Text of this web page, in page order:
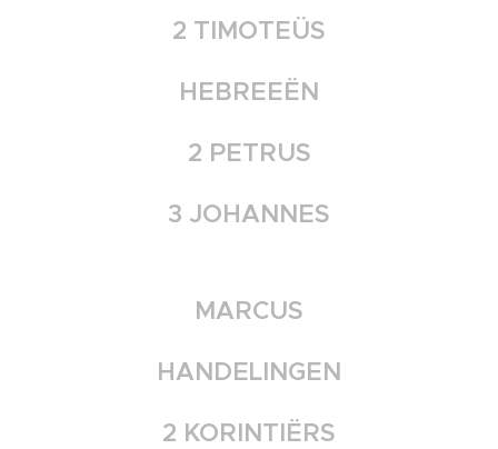
2 TIMOTEÜS
HEBREEËN
2 PETRUS
3 JOHANNES
MARCUS
HANDELINGEN
2 KORINTIËRS